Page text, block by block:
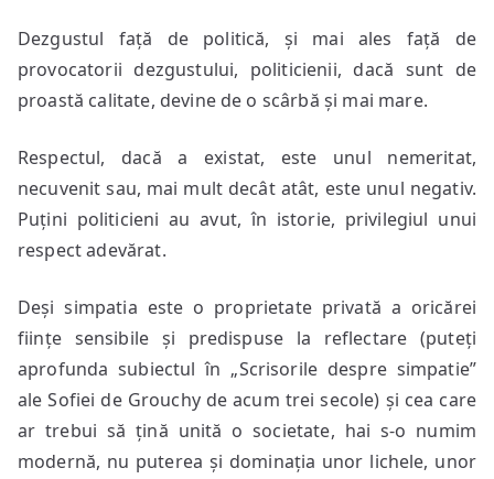
Dezgustul față de politică, și mai ales față de
provocatorii dezgustului, politicienii, dacă sunt de
proastă calitate, devine de o scârbă și mai mare.
Respectul, dacă a existat, este unul nemeritat,
necuvenit sau, mai mult decât atât, este unul negativ.
Puțini politicieni au avut, în istorie, privilegiul unui
respect adevărat.
Deși simpatia este o proprietate privată a oricărei
ființe sensibile și predispuse la reflectare (puteți
aprofunda subiectul în „Scrisorile despre simpatie”
ale Sofiei de Grouchy de acum trei secole) și cea care
ar trebui să țină unită o societate, hai s-o numim
modernă, nu puterea și dominația unor lichele, unor